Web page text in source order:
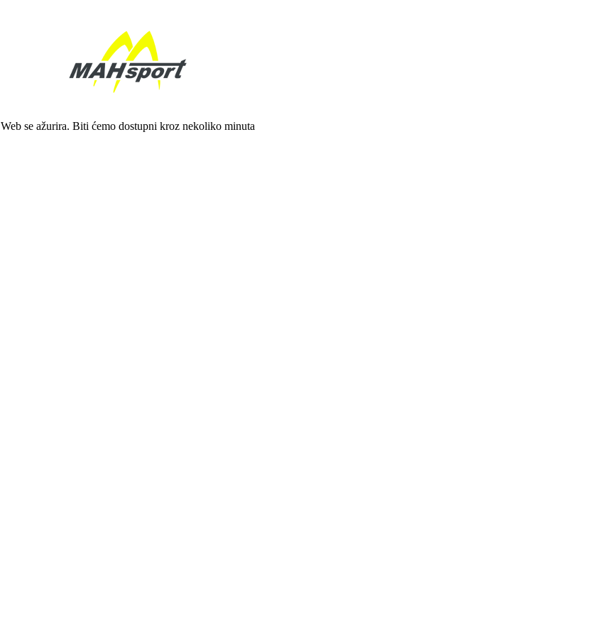
Web se ažurira. Biti ćemo dostupni kroz nekoliko minuta